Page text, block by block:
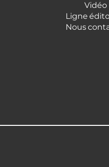
Vidéo
Ligne
Nous